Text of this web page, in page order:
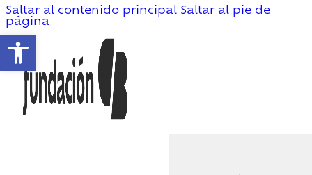
Abrir barra de herramientas
Saltar al contenido principal Saltar al pie de
página